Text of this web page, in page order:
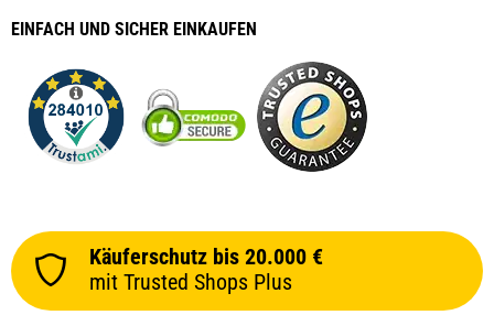
EINFACH UND SICHER EINKAUFEN
Käuferschutz bis 20.000 €
mit Trusted Shops Plus